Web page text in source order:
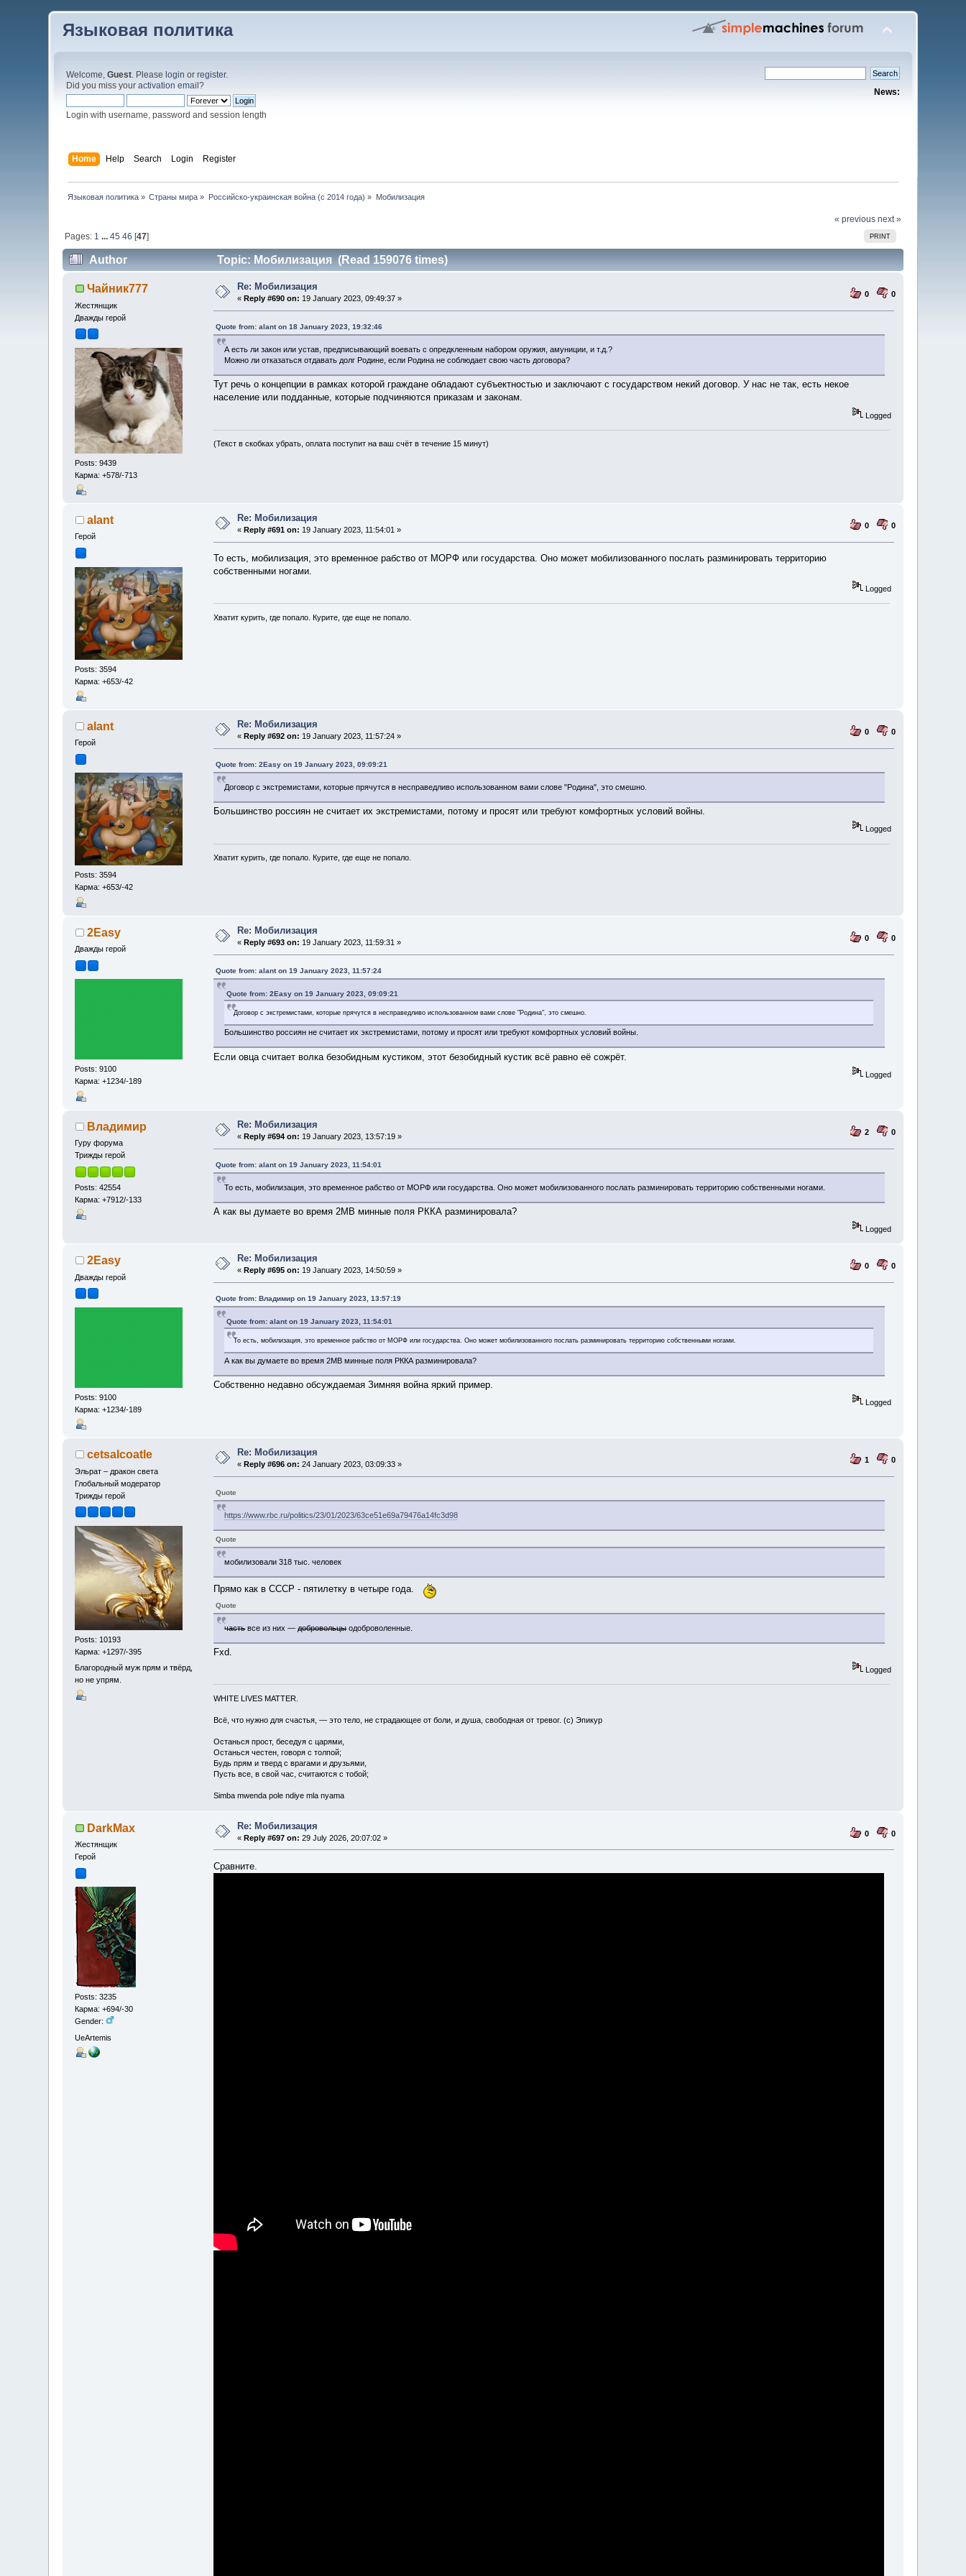
Языковая политика
Welcome,Guest. Please login orregister.
Did you miss youractivation email?
Login with username, password and session length
News:
Home Help Search Login Register
Языковая политика» Страны мира » Российско-украинская война (с 2014 года) » Мобилизация
« previous next »
PRINT
Pages: 1 ... 45 46 [47]
Author Topic: Мобилизация (Read 159076 times)
Чайник777
Жестянщик
Дважды герой
Posts: 9439
Карма: +578/-713
Re: Мобилизация
« Reply #690 on: 19 January 2023, 09:49:37 » 0 0
Quote from: alant on 18 January 2023, 19:32:46
А есть ли закон или устав, предписывающий воевать с опредкленным набором оружия, амуниции, и т.д.?
Можно ли отказаться отдавать долг Родине, если Родина не соблюдает свою часть договора?
Тут речь о концепции в рамках которой граждане обладают субъектностью и заключают с государством некий договор. У нас не так, есть некое
население или подданные, которые подчиняются приказам и законам.
Logged
(Текст в скобках убрать, оплата поступит на ваш счёт в течение 15 минут)
alant
Герой
Posts: 3594
Карма: +653/-42
Re: Мобилизация
« Reply #691 on: 19 January 2023, 11:54:01 » 0 0
То есть, мобилизация, это временное рабство от МОРФ или государства. Оно может мобилизованного послать разминировать территорию
собственными ногами.
Logged
Хватит курить, где попало. Курите, где еще не попало.
alant
Герой
Posts: 3594
Карма: +653/-42
Re: Мобилизация
« Reply #692 on: 19 January 2023, 11:57:24 » 0 0
Quote from: 2Easy on 19 January 2023, 09:09:21
Договор с экстремистами, которые прячутся в несправедливо использованном вами слове "Родина", это смешно.
Большинство россиян не считает их экстремистами, потому и просят или требуют комфортных условий войны.
Logged
Хватит курить, где попало. Курите, где еще не попало.
2Easy
Дважды герой
Posts: 9100
Карма: +1234/-189
Re: Мобилизация
« Reply #693 on: 19 January 2023, 11:59:31 » 0 0
Quote from: alant on 19 January 2023, 11:57:24
Quote from: 2Easy on 19 January 2023, 09:09:21
Договор с экстремистами, которые прячутся в несправедливо использованном вами слове "Родина", это смешно.
Большинство россиян не считает их экстремистами, потому и просят или требуют комфортных условий войны.
Если овца считает волка безобидным кустиком, этот безобидный кустик всё равно её сожрёт.
Logged
Владимир
Гуру форума
Трижды герой
Posts: 42554
Карма: +7912/-133
Re: Мобилизация
« Reply #694 on: 19 January 2023, 13:57:19 » 2 0
Quote from: alant on 19 January 2023, 11:54:01
То есть, мобилизация, это временное рабство от МОРФ или государства. Оно может мобилизованного послать разминировать территорию собственными ногами.
А как вы думаете во время 2МВ минные поля РККА разминировала?
Logged
2Easy
Дважды герой
Posts: 9100
Карма: +1234/-189
Re: Мобилизация
« Reply #695 on: 19 January 2023, 14:50:59 » 0 0
Quote from: Владимир on 19 January 2023, 13:57:19
Quote from: alant on 19 January 2023, 11:54:01
То есть, мобилизация, это временное рабство от МОРФ или государства. Оно может мобилизованного послать разминировать территорию собственными ногами.
А как вы думаете во время 2МВ минные поля РККА разминировала?
Собственно недавно обсуждаемая Зимняя война яркий пример.
Logged
cetsalcoatle
Эльрат – дракон света
Глобальный модератор
Трижды герой
Posts: 10193
Карма: +1297/-395
Благородный муж прям и твёрд,
но не упрям.
Re: Мобилизация
« Reply #696 on: 24 January 2023, 03:09:33 » 1 0
Quote
https://www.rbc.ru/politics/23/01/2023/63ce51e69a79476a14fc3d98
Quote
мобилизовали 318 тыс. человек
Прямо как в СССР - пятилетку в четыре года.
Quote
частьвсе из них —добровольцыодоброволенные.
Fxd.
Logged
WHITE LIVES MATTER.
Всё, что нужно для счастья, — это тело, не страдающее от боли, и душа, свободная от тревог. (с) Эпикур
Останься прост, беседуя с царями,
Останься честен, говоря с толпой;
Будь прям и тверд с врагами и друзьями,
Пусть все, в свой час, считаются с тобой;
Simba mwenda pole ndiye mla nyama
DarkMax
Жестянщик
Герой
Posts: 3235
Карма: +694/-30
Gender:
UeArtemis
Re: Мобилизация
« Reply #697 on: 29 July 2026, 20:07:02 » 0 0
Сравните.